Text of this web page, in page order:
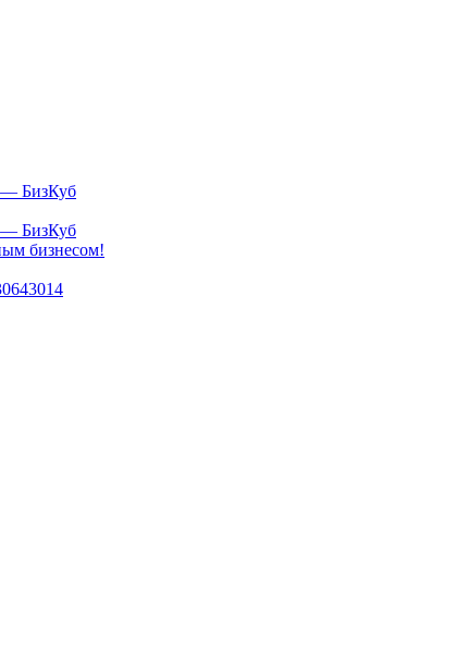
— БизКуб
— БизКуб
бизнесом!